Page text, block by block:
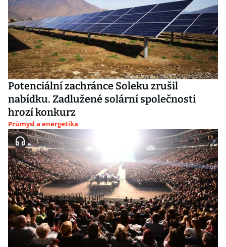
Potenciální zachránce Soleku zrušil
nabídku. Zadlužené solární společnosti
hrozí konkurz
Průmysl a energetika